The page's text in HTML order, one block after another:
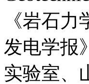
《岩石
发电学报
实验室、